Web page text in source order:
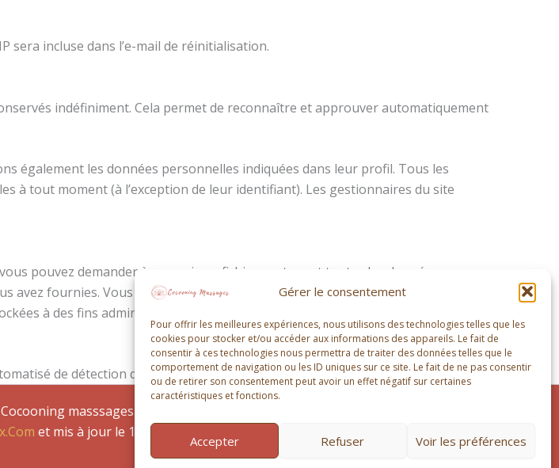
Gérer le consentement
Pour offrir les meilleures expériences, nous utilisons des technologies telles que les
cookies pour stocker et/ou accéder aux informations des appareils. Le fait de
consentir à ces technologies nous permettra de traiter des données telles que le
comportement de navigation ou les ID uniques sur ce site. Le fait de ne pas consentir
ou de retirer son consentement peut avoir un effet négatif sur certaines
caractéristiques et fonctions.
Accepter Refuser Voir les préférences
sera incluse dans l’e-mail de réinitialisation.
indéfiniment. Cela permet de reconnaître et approuver automatiquement
également les données personnelles indiquées dans leur profil. Tous les
tout moment (à l’exception de leur identifiant). Les gestionnaires du site
pouvez demander à recevoir un fichier contenant toutes les données
fournies. Vous pouvez également demander la suppression des données
à des fins administratives, légales ou pour des raisons de sécurité.
de détection des commentaires indésirables.
masssages | siège social à Brousse-le-Château
et mis à jour le 15/10/2024